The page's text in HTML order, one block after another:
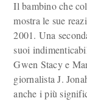
Il bambino che
mostra le sue
2001. Una
suoi
Gwen Stacy e
giornalista J.
anche i più